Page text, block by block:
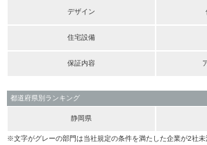
デザイン
住宅設備
保証内容
都道府県別ランキング
静岡県
※文字がグレーの部門は当社規定の条件を満たした企業が2社未